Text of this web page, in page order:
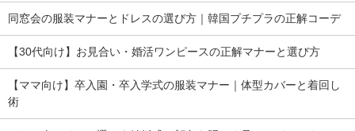
同窓会の服装マナーとドレスの選び方｜韓国プチプラの正解コーデ
【30代向け】お見合い・婚活ワンピースの正解マナーと選び方
【ママ向け】卒入園・卒入学式の服装マナー｜体型カバーと着回し
術